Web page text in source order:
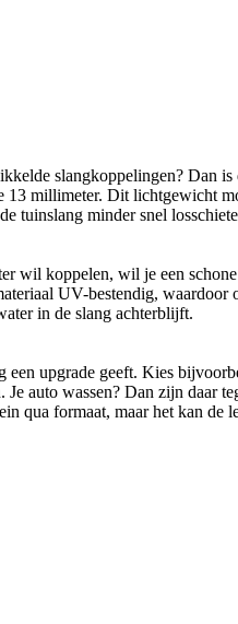
slangkoppelingen? Dan
millimeter. Dit lichtgewicht
tuinslang minder snel
wil koppelen, wil je een
UV-bestendig,
in de slang achterblijft.
upgrade geeft. Kies
auto wassen? Dan zijn daar
qua formaat, maar het kan de